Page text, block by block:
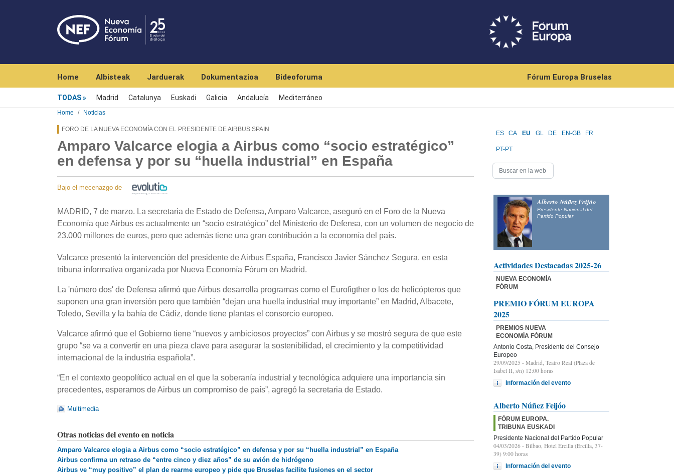
Home Albisteak Jarduerak Dokumentazioa Bideoforuma Fórum Europa Bruselas
TODAS Madrid Catalunya Euskadi Galicia Andalucía Mediterráneo
Home Noticias
FORO DE LA NUEVA ECONOMÍA CON EL PRESIDENTE DE AIRBUS SPAIN
Amparo Valcarce elogia a Airbus como “socio estratégico”
en defensa y por su “huella industrial” en España
Bajo el mecenazgo de
MADRID, 7 de marzo. La secretaria de Estado de Defensa, Amparo Valcarce, aseguró en el Foro de la Nueva
Economía que Airbus es actualmente un “socio estratégico” del Ministerio de Defensa, con un volumen de negocio de
23.000 millones de euros, pero que además tiene una gran contribución a la economía del país.
Valcarce presentó la intervención del presidente de Airbus España, Francisco Javier Sánchez Segura, en esta
tribuna informativa organizada por Nueva Economía Fórum en Madrid.
La 'número dos' de Defensa afirmó que Airbus desarrolla programas como el Eurofigther o los de helicópteros que
suponen una gran inversión pero que también “dejan una huella industrial muy importante” en Madrid, Albacete,
Toledo, Sevilla y la bahía de Cádiz, donde tiene plantas el consorcio europeo.
Valcarce afirmó que el Gobierno tiene “nuevos y ambiciosos proyectos” con Airbus y se mostró segura de que este
grupo “se va a convertir en una pieza clave para asegurar la sostenibilidad, el crecimiento y la competitividad
internacional de la industria española”.
“En el contexto geopolítico actual en el que la soberanía industrial y tecnológica adquiere una importancia sin
precedentes, esperamos de Airbus un compromiso de país”, agregó la secretaria de Estado.
Multimedia
Otras noticias del evento en noticia
Amparo Valcarce elogia a Airbus como “socio estratégico” en defensa y por su “huella industrial” en España
Airbus confirma un retraso de “entre cinco y diez años” de su avión de hidrógeno
Airbus ve “muy positivo” el plan de rearme europeo y pide que Bruselas facilite fusiones en el sector
ES CA EU GL DE EN-GB FR
PT-PT
Alberto Núñez Feijóo
Presidente Nacional del
Partido Popular
Actividades Destacadas 2025-26
NUEVA ECONOMÍA
FÓRUM
PREMIO FÓRUM EUROPA
2025
PREMIOS NUEVA
ECONOMÍA FÓRUM
Antonio Costa, Presidente del Consejo
Europeo
29/09/2025 - Madrid, Teatro Real (Plaza de
Isabel II, s/n) 12:00 horas
Información del evento
Alberto Núñez Feijóo
FÓRUM EUROPA.
TRIBUNA EUSKADI
Presidente Nacional del Partido Popular
04/03/2026 - Bilbao, Hotel Ercilla (Ercilla, 37-
39) 9:00 horas
Información del evento